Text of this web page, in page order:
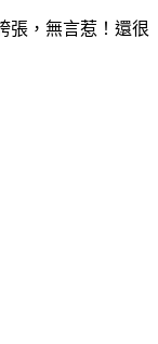
張， 無言惹！ 還很